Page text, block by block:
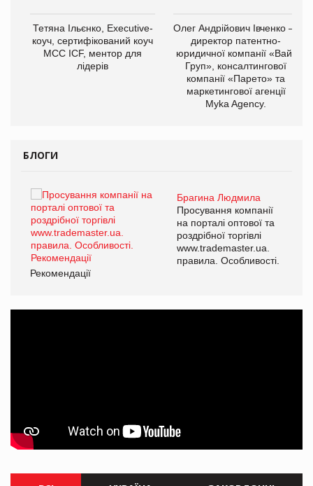
Тетяна Ільєнко, Executive-
коуч, сертифікований коуч
МСС ICF, ментор для
лідерів
Олег Андрійович Івченко —
директор патентно-
юридичної компанії «Вайз
Груп», консалтингової
компанії «Парето» та
маркетингової агенції
Myka Agency.
БЛОГИ
Брагина Людмила
Просування компанії
на порталі оптової та
роздрібної торгівлі
www.trademaster.ua.
правила. Особливості.
Рекомендації